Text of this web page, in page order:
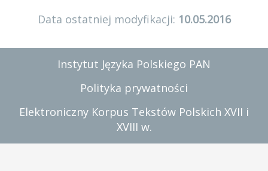
Data ostatniej modyfikacji: 10.05.2016
Instytut Języka Polskiego PAN
Polityka prywatności
Elektroniczny Korpus Tekstów Polskich XVII i
XVIII w.